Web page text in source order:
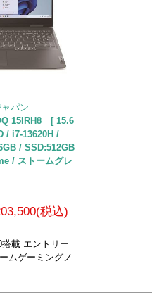
ャパン
15IRH8 [ 15.6
/ i7-13620H /
/ SSD:512GB
/ ストームグレ
税込)
載 エントリー
ムゲーミングノ